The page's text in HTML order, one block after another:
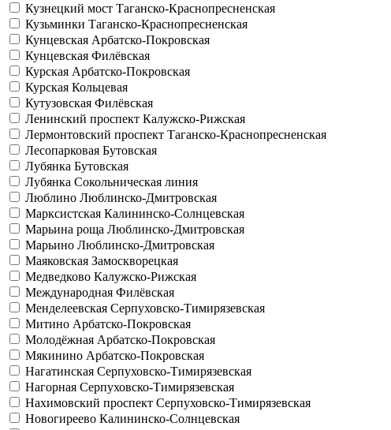
Кузнецкий мост Таганско-Краснопресненская
Кузьминки Таганско-Краснопресненская
Кунцевская Арбатско-Покровская
Кунцевская Филёвская
Курская Арбатско-Покровская
Курская Кольцевая
Кутузовская Филёвская
Ленинский проспект Калужско-Рижская
Лермонтовский проспект Таганско-Краснопресненская
Лесопарковая Бутовская
Лубянка Бутовская
Лубянка Сокольническая линия
Люблино Люблинско-Дмитровская
Марксистская Калининско-Солнцевская
Марьина роща Люблинско-Дмитровская
Марьино Люблинско-Дмитровская
Маяковская Замоскворецкая
Медведково Калужско-Рижская
Международная Филёвская
Менделеевская Серпуховско-Тимирязевская
Митино Арбатско-Покровская
Молодёжная Арбатско-Покровская
Мякинино Арбатско-Покровская
Нагатинская Серпуховско-Тимирязевская
Нагорная Серпуховско-Тимирязевская
Нахимовский проспект Серпуховско-Тимирязевская
Новогиреево Калининско-Солнцевская